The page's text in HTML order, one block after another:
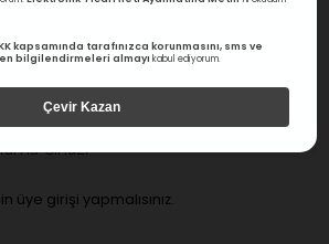
kargoda!
Cihazı
üye girişi yapmalısınız.
kapsamında tarafınızca korunmasını, sms ve
bilgilendirmeleri almayı kabul ediyorum.
Çevir Kazan